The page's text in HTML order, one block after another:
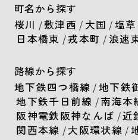
町名から探す
桜川 /敷津西 / 大国 /塩草
日本橋東 /戎本町 / 浪速
路線から探す
地下鉄四つ橋線 /地下鉄
地下鉄千日前線 /南海本
阪神電鉄阪神なんば /近
関西本線 /大阪環状線 /